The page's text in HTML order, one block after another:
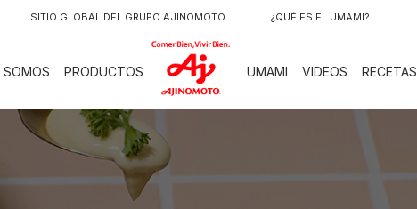
SITIO GLOBAL DEL GRUPO AJINOMOTO ¿QUÉ ES EL UMAMI?
SOMOS PRODUCTOS
LOGO
UMAMI
VIDEOS RECETAS